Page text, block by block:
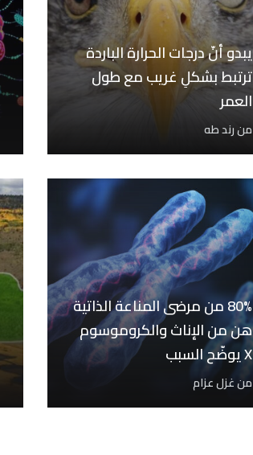
يبدو أنّ درجات الحرارة الباردة
ترتبط بشكلِ غريب مع طول
العمر
منرند طه
80% من مرضى المناعة الذاتية
هن من الإناث والكروموسوم
X يوضّح السبب
منغزل عزام